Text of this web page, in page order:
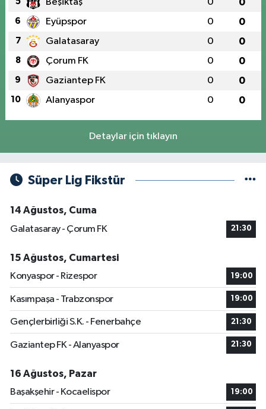
Beşiktaş 0 0
6 Eyüpspor 0 0
7 Galatasaray 0 0
8 Çorum FK 0 0
9 Gaziantep FK 0 0
10 Alanyaspor 0 0
Detaylar için tıklayın
Süper Lig Fikstür
14 Ağustos, Cuma
Galatasaray - Çorum FK
21:30
15 Ağustos, Cumartesi
Konyaspor - Rizespor
19:00
Kasımpaşa - Trabzonspor 19:00
Gençlerbirliği S.K. - Fenerbahçe 21:30
Gaziantep FK - Alanyaspor 21:30
16 Ağustos, Pazar
Başakşehir - Kocaelispor
19:00